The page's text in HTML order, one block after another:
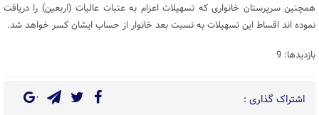
همچنین سرپرستان خانواری که تسهیلات اعزام به عتبات عالیات (اربعین) را دریافت
نموده اند اقساط این تسهیلات به نسبت بعد خانوار از حساب ایشان کسر خواهد شد.
بازدیدها: 9
اشتراک گذاری :